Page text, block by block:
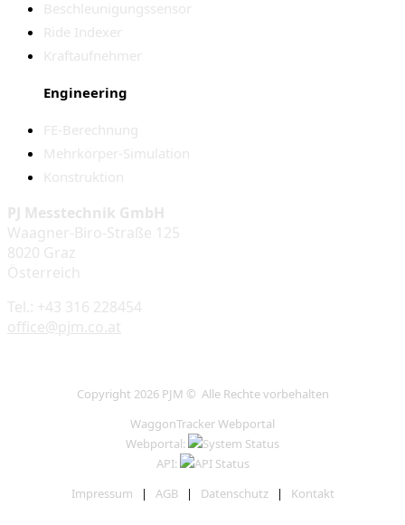
Beschleunigungssensor
Ride Indexer
Kraftaufnehmer
Engineering
FE-Berechnung
Mehrkörper-Simulation
Konstruktion
PJ Messtechnik GmbH
Waagner-Biro-Straße 125
8020 Graz
Österreich
Tel.: +43 316 228454
office@pjm.co.at
Copyright 2026 PJM © Alle Rechte vorbehalten
WaggonTracker Webportal
Webportal:
API:
Impressum | AGB| Datenschutz| Kontakt